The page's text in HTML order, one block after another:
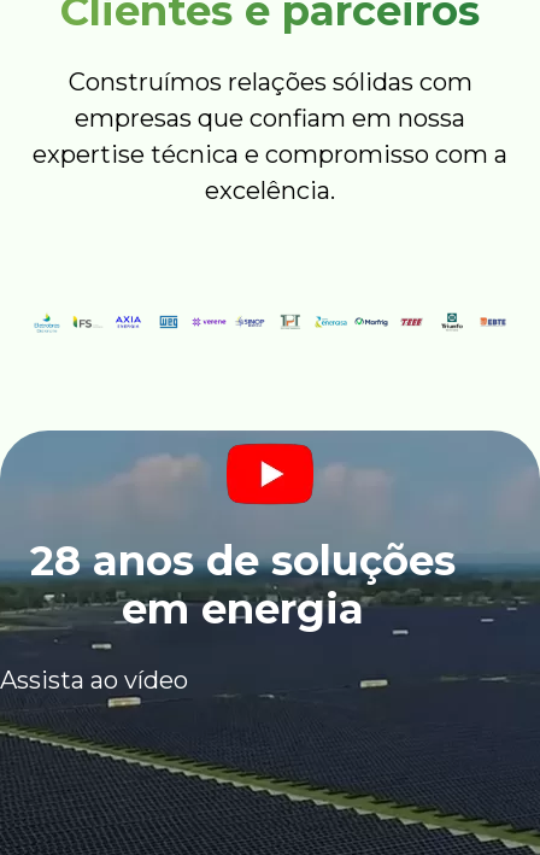
Clientes e parceiros
Construímos relações sólidas com
empresas que confiam em nossa
expertise técnica e compromisso com a
excelência.
28 anos de soluções
em energia
Assista ao vídeo